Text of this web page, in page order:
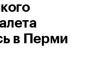
в Перми